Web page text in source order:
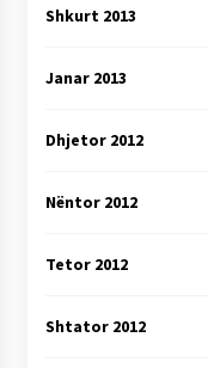
Shkurt 2013
Janar 2013
Dhjetor 2012
Nëntor 2012
Tetor 2012
Shtator 2012